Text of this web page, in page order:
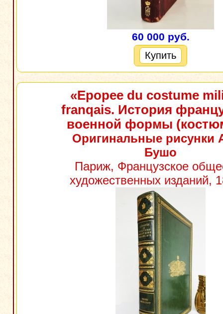
60 000 руб.
Купить
«Epopee du costume
franqais. История
военной формы
Оригинальные рисунки
Бушо
Париж, Французское
художественных изданий,